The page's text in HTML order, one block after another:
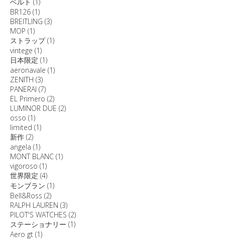
BR126 (1)
BREITLING (3)
MOP (1)
ストラップ(1)
vintege (1)
日本限定 (1)
aeronavale (1)
ZENITH (3)
PANERAI (7)
EL Primero (2)
LUMINOR DUE (2)
osso (1)
limited (1)
新作 (2)
angela (1)
MONT BLANC (1)
vigoroso (1)
世界限定 (4)
モンブラン (1)
Bell&Ross (2)
RALPH LAUREN (3)
PILOT'S WATCHES (2)
ステーショナリー (1)
Aero gt (1)